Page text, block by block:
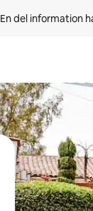
En del information